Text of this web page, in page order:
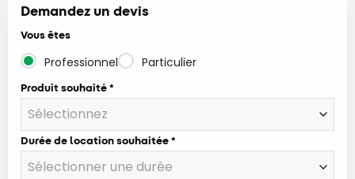
Demandez un devis
Vous êtes
Professionnel Particulier
Produit souhaité
Durée de location souhaitée